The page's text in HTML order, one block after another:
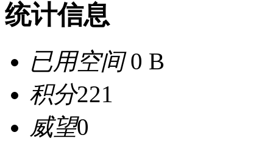
统计信息
已用空间0 B
积分221
威望0